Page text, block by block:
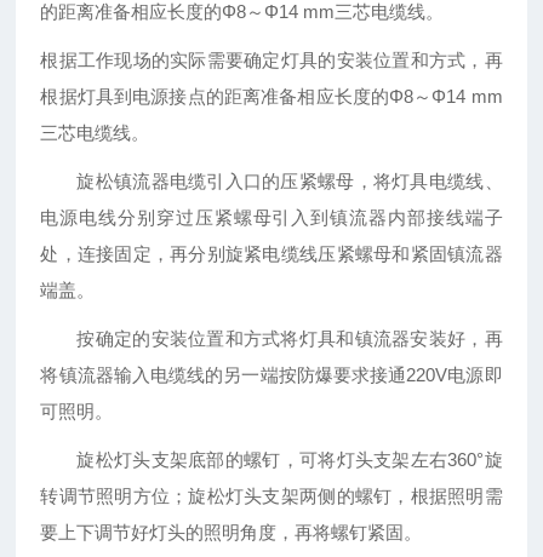
的距离准备相应长度的Φ8～Φ14 mm三芯电缆线。
根据工作现场的实际需要确定灯具的安装位置和方式，再
根据灯具到电源接点的距离准备相应长度的Φ8～Φ14 mm
三芯电缆线。
旋松镇流器电缆引入口的压紧螺母，将灯具电缆线、
电源电线分别穿过压紧螺母引入到镇流器内部接线端子
处，连接固定，再分别旋紧电缆线压紧螺母和紧固镇流器
端盖。
按确定的安装位置和方式将灯具和镇流器安装好，再
将镇流器输入电缆线的另一端按防爆要求接通220V电源即
可照明。
旋松灯头支架底部的螺钉，可将灯头支架左右360°旋
转调节照明方位；旋松灯头支架两侧的螺钉，根据照明需
要上下调节好灯头的照明角度，再将螺钉紧固。